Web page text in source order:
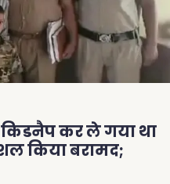
किडनैप कर ले गया था
किया बरामद;